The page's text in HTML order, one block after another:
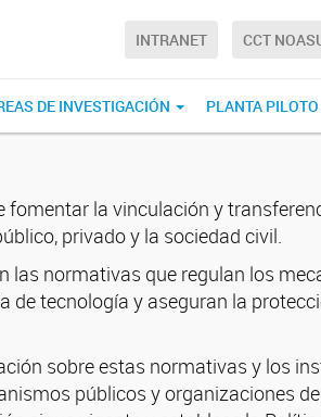
INTRANET CCT
DE INVESTIGACIÓN PLANTA PILOTO
fomentar la vinculación y
privado y la sociedad civil.
las normativas que regulan los
tecnología y aseguran la
sobre estas normativas y los
públicos y organizaciones